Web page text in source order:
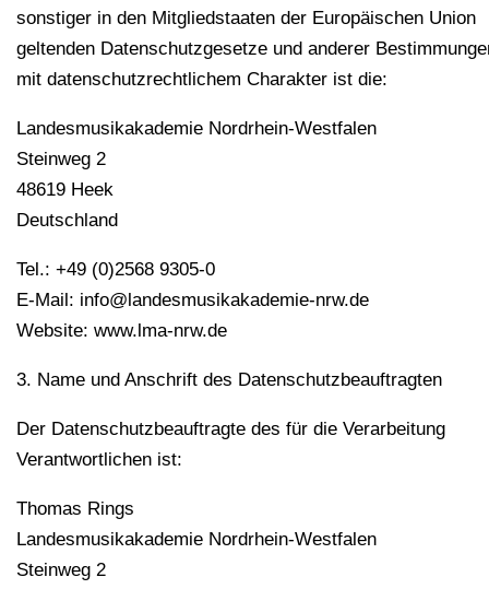
sonstiger in den Mitgliedstaaten der Europäischen Union
geltenden Datenschutzgesetze und anderer
mit datenschutzrechtlichem Charakter ist die:
Landesmusikakademie Nordrhein-Westfalen
Steinweg 2
48619 Heek
Deutschland
Tel.: +49 (0)2568 9305-0
E-Mail: info@landesmusikakademie-nrw.de
Website: www.lma-nrw.de
3. Name und Anschrift des Datenschutzbeauftragten
Der Datenschutzbeauftragte des für die Verarbeitung
Verantwortlichen ist:
Thomas Rings
Landesmusikakademie Nordrhein-Westfalen
Steinweg 2